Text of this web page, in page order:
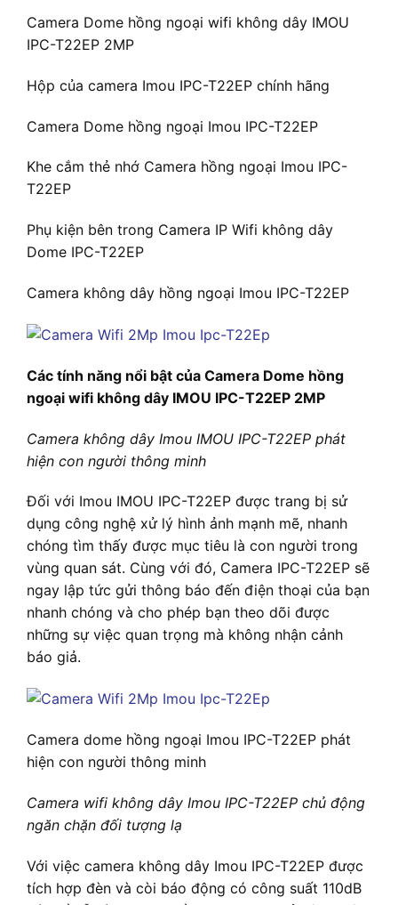
Camera Dome hồng ngoại wifi không dây IMOU
IPC-T22EP 2MP
Hộp của camera Imou IPC-T22EP chính hãng
Camera Dome hồng ngoại Imou IPC-T22EP
Khe cắm thẻ nhớ Camera hồng ngoại Imou IPC-
T22EP
Phụ kiện bên trong Camera IP Wifi không dây
Dome IPC-T22EP
Camera không dây hồng ngoại Imou IPC-T22EP
Các tính năng nổi bật của Camera Dome hồng
ngoại wifi không dây IMOU IPC-T22EP 2MP
Camera không dây Imou IMOU IPC-T22EP phát
hiện con người thông minh
Đối với Imou IMOU IPC-T22EP được trang bị sử
dụng công nghệ xử lý hình ảnh mạnh mẽ, nhanh
chóng tìm thấy được mục tiêu là con người trong
vùng quan sát. Cùng với đó, Camera IPC-T22EP sẽ
ngay lập tức gửi thông báo đến điện thoại của bạn
nhanh chóng và cho phép bạn theo dõi được
những sự việc quan trọng mà không nhận cảnh
báo giả.
Camera dome hồng ngoại Imou IPC-T22EP phát
hiện con người thông minh
Camera wifi không dây Imou IPC-T22EP chủ động
ngăn chặn đối tượng lạ
Với việc camera không dây Imou IPC-T22EP được
tích hợp đèn và còi báo động có công suất 110dB